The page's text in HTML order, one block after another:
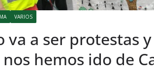
VARIOS
va a ser protestas
nos hemos ido de